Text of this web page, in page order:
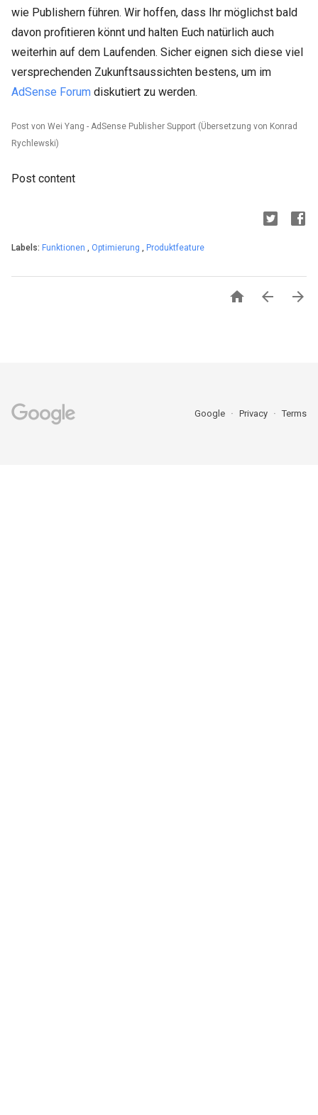
wie Publishern führen. Wir hoffen, dass Ihr möglichst bald
davon profitieren könnt und halten Euch natürlich auch
weiterhin auf dem Laufenden. Sicher eignen sich diese viel
versprechenden Zukunftsaussichten bestens, um im
AdSense Forum diskutiert zu werden.
Post von Wei Yang - AdSense Publisher Support (Übersetzung von Konrad
Rychlewski)
Post content
Labels: Funktionen , Optimierung , Produktfeature
  
Google Privacy Terms